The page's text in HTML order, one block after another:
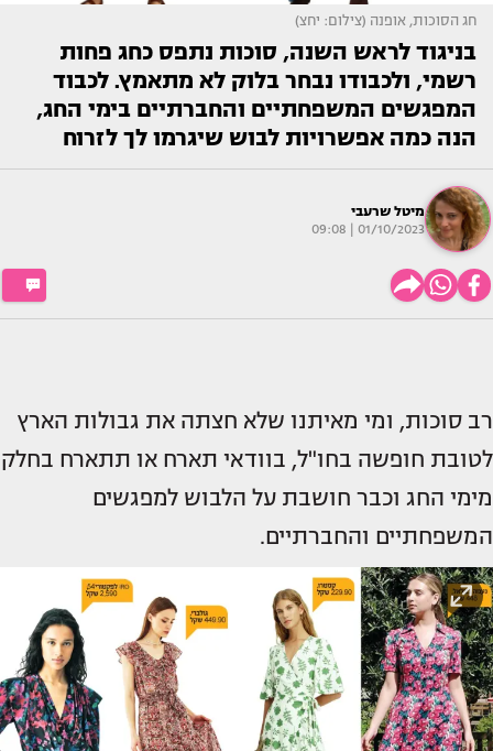
חג הסוכות, אופנה (צילום: יחצ)
בניגוד לראש השנה, סוכות נתפס כחג פחות
רשמי, ולכבודו נבחר בלוק לא מתאמץ. לכבוד
המפגשים המשפחתיים והחברתיים בימי החג,
הנה כמה אפשרויות לבוש שיגרמו לך לזרוח
מיטל שרעבי
01/10/2023 | 09:08
רב סוכות, ומי מאיתנו שלא חצתה את גבולות הארץ
לטובת חופשה בחו"ל, בוודאי תארח או תתארח בחלק
מימי החג וכבר חושבת על הלבוש למפגשים
המשפחתיים והחברתיים.